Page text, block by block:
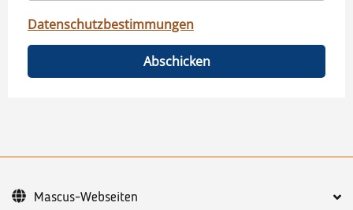
Datenschutzbestimmungen
Abschicken
Mascus-Webseiten